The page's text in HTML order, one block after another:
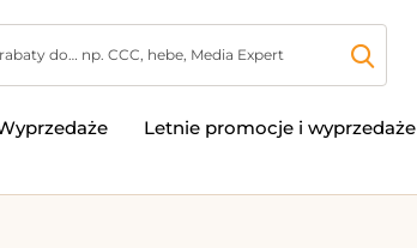
Letnie promocje i wyprzedaże